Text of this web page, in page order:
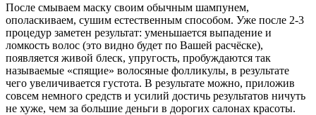
После смываем маску своим обычным шампунем,
ополаскиваем, сушим естественным способом. Уже после 2-3
процедур заметен результат: уменьшается выпадение и
ломкость волос (это видно будет по Вашей расчёске),
появляется живой блеск, упругость, пробуждаются так
называемые «спящие» волосяные фолликулы, в результате
чего увеличивается густота. В результате можно, приложив
совсем немного средств и усилий достичь результатов ничуть
не хуже, чем за большие деньги в дорогих салонах красоты.